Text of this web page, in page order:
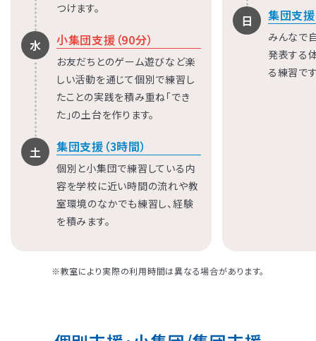
つけます。
水 小集団支援（90分）
お友だちとのゲーム遊びなど楽
しい活動を通じて個別で練習し
たことの実践を積み重ね「でき
た」の土台を作ります。
土 集団支援（3時間）
個別と小集団で練習している内
容を学校に近い時間の流れや教
室環境のなかでも練習し、経験
を積みます。
日 集団支援
みんなで
発表する
る練習です
※教室により実際の利用時間は異なる場合があります。